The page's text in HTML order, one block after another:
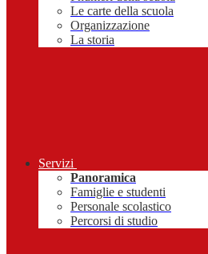
Le carte della scuola
Organizzazione
La storia
Servizi
Panoramica
Famiglie e studenti
Personale scolastico
Percorsi di studio